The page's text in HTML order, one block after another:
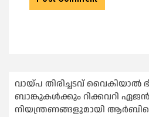
വായ്പ തിരിച്ചടവ് വൈകിയാല്‍
ബാങ്കുകള്‍ക്കും റിക്കവറി
നിയന്ത്രണങ്ങളുമായി